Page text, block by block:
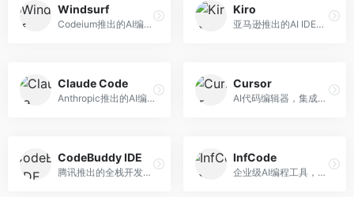
Windsurf
Codeium推出的AI编程工具，专注于代码智能辅助。面向开发者，提供代码补全、代码生成、代码解释等服务，多语言支持完善。
Kiro
亚马逊推出的AI IDE，深度整合AWS云服务。面向AWS开发者，提供代码生成、云服务集成、部署自动化等服务，与AWS生态无缝衔接。
Claude Code
Anthropic推出的AI编程工具，基于Claude模型。面向开发者，提供代码生成、代码审查、调试辅助等服务，代码质量高，推理能力强。
Cursor
AI代码编辑器，集成GPT-4模型，专注于智能编程辅助。面向开发者，提供代码生成、代码解释、错误修复等服务，编程体验流畅，开发效率高。
CodeBuddy IDE
腾讯推出的全栈开发AI IDE，整合腾讯云服务。面向开发者，提供代码生成、调试辅助、部署服务等功能，与腾讯云生态深度整合。
InfCode
企业级AI编程工具，专注于团队协作开发。面向企业开发团队，提供代码生成、代码审查、团队协作等服务，企业级功能完善。